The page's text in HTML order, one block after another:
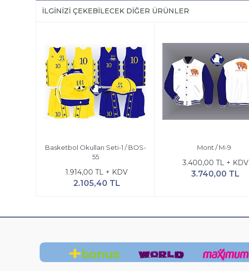
İLGINIZI ÇEKEBILECEK DIĞER ÜRÜNLER
Basketbol Okulları Seti-1 / BOS-
55
1.914,00 TL + KDV
2.105,40 TL
Mont / M-9
3.400,00 TL + KDV
3.740,00 TL